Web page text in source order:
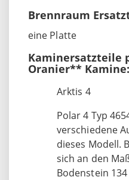
Brennraum
eine Platte
Kaminersatzteile
Oranier** Kamine:
Arktis 4
Polar 4 Typ
verschiedene
dieses Modell.
sich an den
Bodenstein